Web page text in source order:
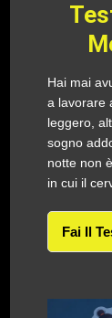
Hai mai
a lavorare
leggero,
sogno
notte non
in cui il
Fai Il